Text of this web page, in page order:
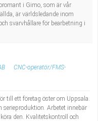
i Gimo, som är vår
är världsledande inom
svarvhållare för bearbetning i
CNC-operatör/FMS-
till ett företag öster om Uppsala.
Arbetet innebär
den. Kvalitetskontroll och